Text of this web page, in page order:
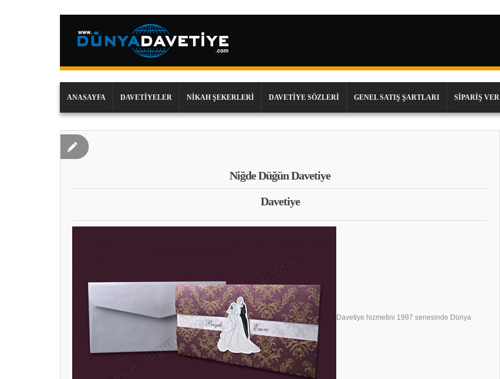
ANASAYFA DAVETIYELER NIKAH ŞEKERLERI DAVETIYE SÖZLERI GENEL SATIŞ ŞARTLARI SIPARIŞ VER
Niğde Düğün Davetiye
Davetiye
Davetiye hizmetini 1997 senesinde Dünya